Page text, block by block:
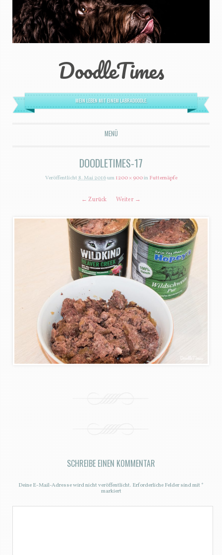
DoodleTimes
MEIN LEBEN MIT EINEM LABRADOODLE.
MENÜ
ZUM INHALT SPRINGEN
DOODLETIMES-17
Veröffentlicht8. Mai 2016um1200 × 900inFutternäpfe
← Zurück Weiter →
SCHREIBE EINEN KOMMENTAR
Deine E-Mail-Adresse wird nicht veröffentlicht. Erforderliche Felder sind mit*
markiert